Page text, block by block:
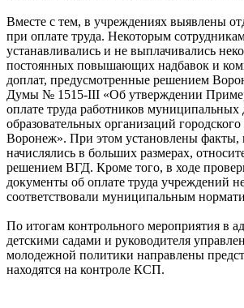
Вместе с тем, в учреждениях выявлены
при оплате труда. Некоторым
устанавливались и не выплачивались
постоянных повышающих надбавок и
доплат, предусмотренные решением
Думы № 1515-III «Об утверждении
оплате труда работников
образовательных организаций
Воронеж». При этом установлены факты,
начислялись в больших размерах,
решением ВГД. Кроме того, в ходе
документы об оплате труда учреждений
соответствовали муниципальным
По итогам контрольного мероприятия в
детскими садами и руководителя
молодежной политики направлены
находятся на контроле КСП.